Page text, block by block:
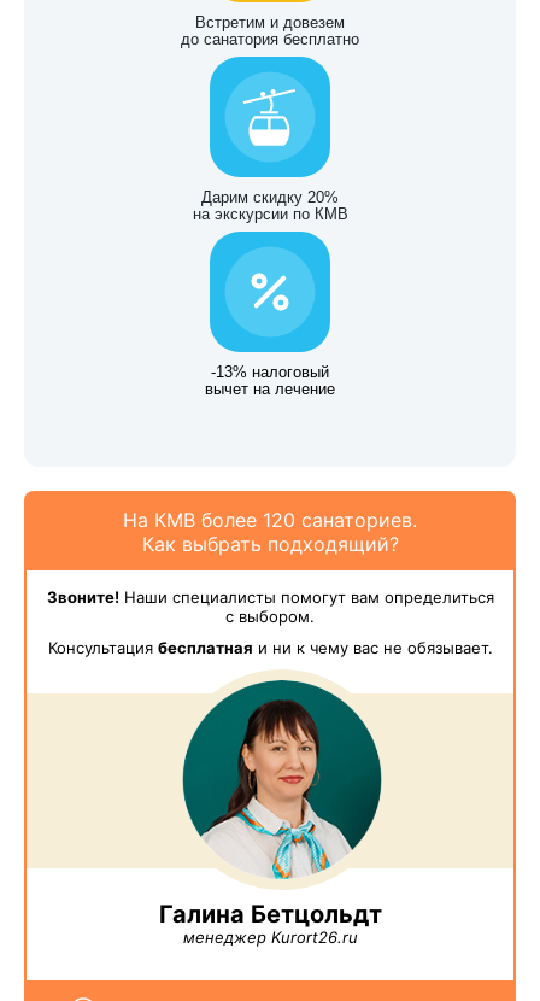
Встретим и довезем
до санатория бесплатно
Дарим скидку 20%
на экскурсии по КМВ
-13% налоговый
вычет на лечение
На КМВ более 120 санаториев.
Как выбрать подходящий?
Звоните!Наши специалисты помогут вам определиться
с выбором.
Консультация бесплатная и ни к чему вас не обязывает.
Галина Бетцольдт
менеджер Kurort26.ru